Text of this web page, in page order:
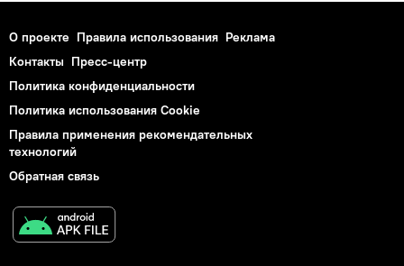
О проекте Правила использования Реклама
Контакты Пресс-центр
Политика конфиденциальности
Политика использования Cookie
Правила применения рекомендательных
технологий
Обратная связь